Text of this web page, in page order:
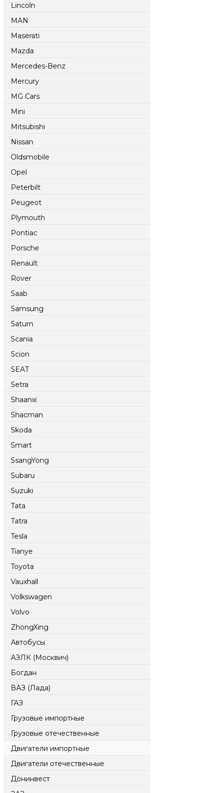
Lincoln
MAN
Maserati
Mazda
Mercedes-Benz
Mercury
MG Cars
Mini
Mitsubishi
Nissan
Oldsmobile
Opel
Peterbilt
Peugeot
Plymouth
Pontiac
Porsche
Renault
Rover
Saab
Samsung
Saturn
Scania
Scion
SEAT
Setra
Shaanxi
Shacman
Skoda
Smart
SsangYong
Subaru
Suzuki
Tata
Tatra
Tesla
Tianye
Toyota
Vauxhall
Volkswagen
Volvo
ZhongXing
Автобусы
АЗЛК (Москвич)
Богдан
ВАЗ (Лада)
ГАЗ
Грузовые импортные
Грузовые отечественные
Двигатели импортные
Двигатели отечественные
Донинвест